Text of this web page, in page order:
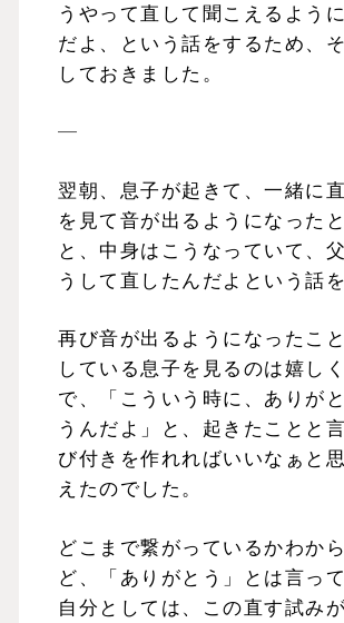
うやって直して聞こえるよう
だよ、という話をするため、
しておきました。
—
翌朝、息子が起きて、一緒に
を見て音が出るようになった
と、中身はこうなっていて、
うして直したんだよという話を
再び音が出るようになったこ
している息子を見るのは嬉し
で、「こういう時に、ありが
うんだよ」と、起きたことと
び付きを作れればいいなぁと
えたのでした。
どこまで繋がっているかわか
ど、「ありがとう」とは言って
自分としては、この直す試み